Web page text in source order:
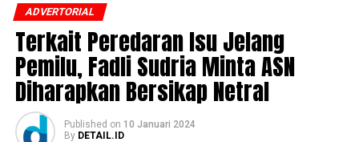
ADVERTORIAL
Terkait Peredaran Isu Jelang
Pemilu, Fadli Sudria Minta ASN
Diharapkan Bersikap Netral
Published on 10 Januari 2024
By DETAIL.ID